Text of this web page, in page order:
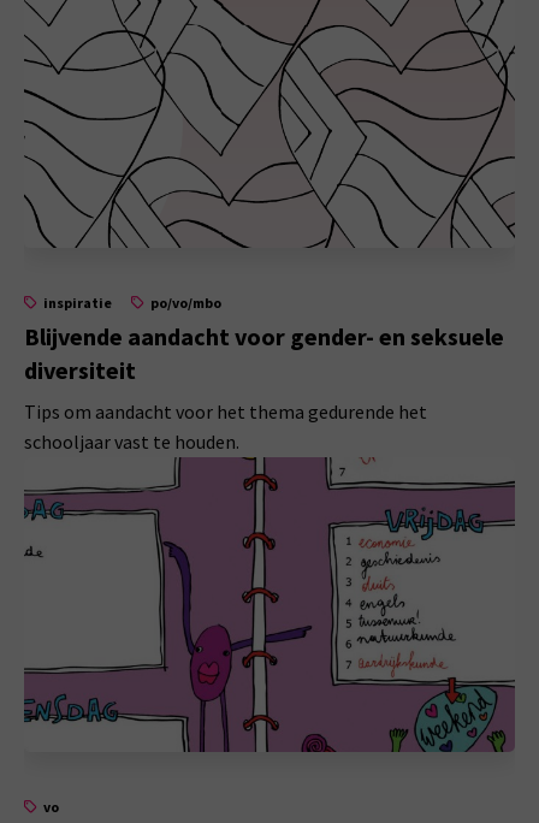
inspiratie po/vo/mbo
Blijvende aandacht voor gender- en seksuele
diversiteit
Tips om aandacht voor het thema gedurende het
schooljaar vast te houden.
vo